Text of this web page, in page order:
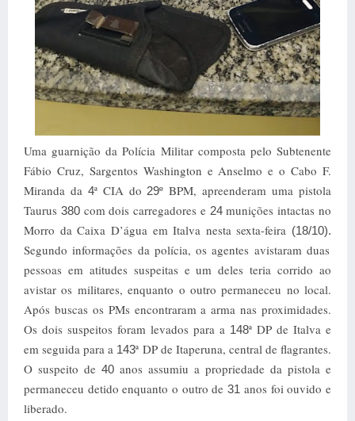
Uma guarnição da Polícia Militar composta pelo Subtenente
Fábio Cruz, Sargentos Washington e Anselmo e o Cabo F.
Miranda da 4ª CIA do29º BPM, apreenderam uma pistola
Taurus 380 com dois carregadores e 24munições intactas no
Morro da Caixa D’água em Italva nesta sexta-feira (18/10).
Segundo informações da polícia, os agentes avistaram duas
pessoas em atitudes suspeitas e um deles teria corrido ao
avistar os militares, enquanto o outro permaneceu no local.
Após buscas os PMs encontraram a arma nas proximidades.
Os dois suspeitos foram levados para a 148ª DP de Italva e
em seguida para a 143ª DP de Itaperuna, central de flagrantes.
O suspeito de 40 anos assumiu a propriedade da pistola e
permaneceu detido enquanto o outro de31 anos foi ouvido e
liberado.